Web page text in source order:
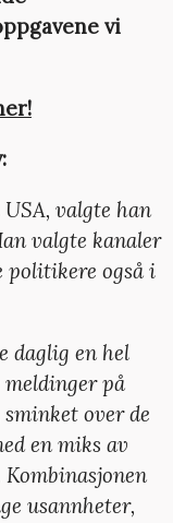
vi
valgte han
valgte kanaler
politikere også i
daglig en hel
på
over de
en miks av
usannheter,